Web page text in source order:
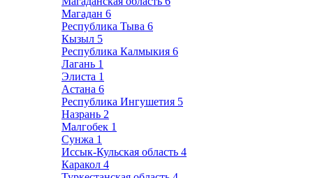
Магадан 6
Республика Тыва 6
Кызыл 5
Республика Калмыкия 6
Лагань 1
Элиста 1
Астана 6
Республика Ингушетия 5
Назрань 2
Малгобек 1
Сунжа 1
Иссык-Кульская область 4
Каракол 4